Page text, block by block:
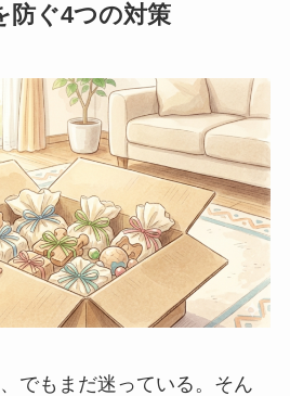
防ぐ4つの対策
でもまだ迷っている。そん